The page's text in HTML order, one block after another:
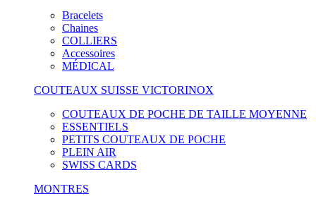
Bracelets
Chaines
COLLIERS
Accessoires
MÉDICAL
COUTEAUX SUISSE VICTORINOX
COUTEAUX DE POCHE DE TAILLE MOYENNE
ESSENTIELS
PETITS COUTEAUX DE POCHE
PLEIN AIR
SWISS CARDS
MONTRES